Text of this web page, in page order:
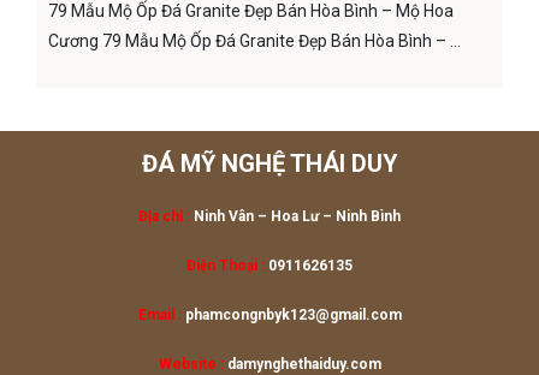
79 Mẫu Mộ Ốp Đá Granite Đẹp Bán Hòa Bình – Mộ Hoa
Cương 79 Mẫu Mộ Ốp Đá Granite Đẹp Bán Hòa Bình – ...
ĐÁ MỸ NGHỆ THÁI DUY
Địa chỉ : Ninh Vân – Hoa Lư – Ninh Bình
Điện Thoại : 0911626135
Email :phamcongnbyk123@gmail.com
Website :damynghethaiduy.com